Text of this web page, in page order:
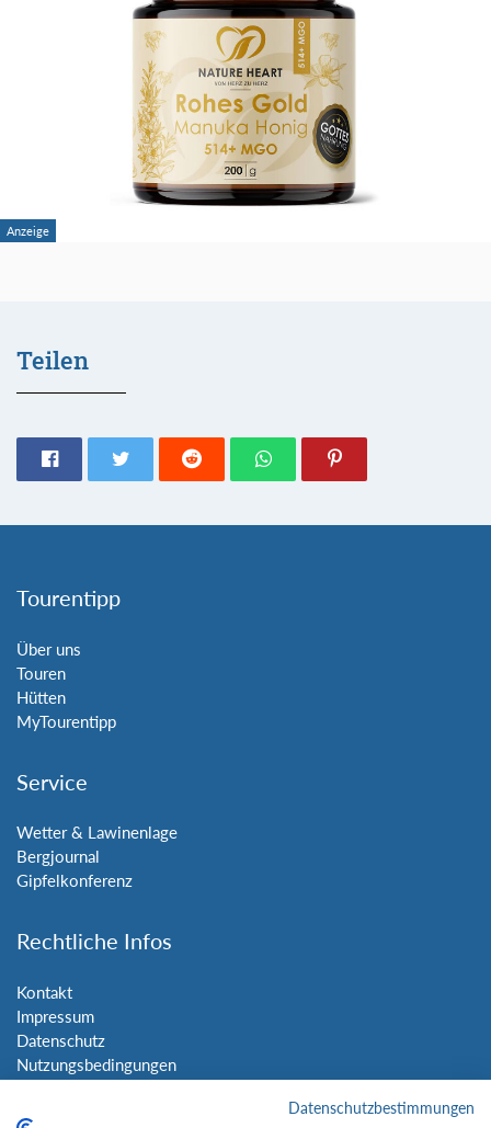
Teilen
Tourentipp
Über uns
Touren
Hütten
MyTourentipp
Service
Wetter & Lawinenlage
Bergjournal
Gipfelkonferenz
Rechtliche Infos
Kontakt
Impressum
Datenschutz
Nutzungsbedingungen
Datenschutzbestimmungen